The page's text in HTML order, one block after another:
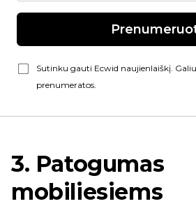
Sutinku gauti Ecwid naujienlaiškį.
prenumeratos.
3. Patogumas
mobiliesiems